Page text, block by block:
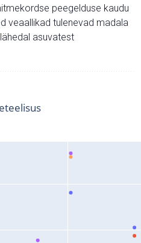
peegelduse kaudu
veaallikad tulenevad madala
asuvatest